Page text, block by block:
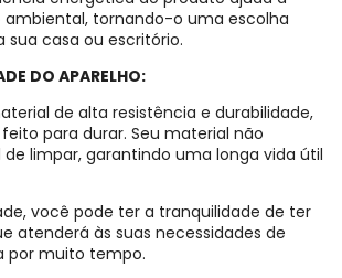
tornando-o uma escolha
sua casa ou escritório.
DO APARELHO:
de alta resistência e durabilidade,
para durar. Seu material não
limpar, garantindo uma longa vida útil
você pode ter a tranquilidade de ter
atenderá às suas necessidades de
por muito tempo.